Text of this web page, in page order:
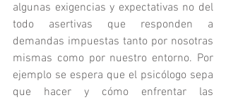
algunas exigencias y expectativas no del
todo asertivas que responden a
demandas impuestas tanto por nosotras
mismas como por nuestro entorno. Por
ejemplo se espera que el psicólogo sepa
que hacer y cómo enfrentar las